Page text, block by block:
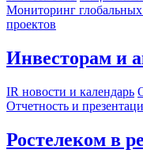
Мониторинг
проектов
Инвесторам и
IR новости и календарь
Отчетность и
Ростелеком в